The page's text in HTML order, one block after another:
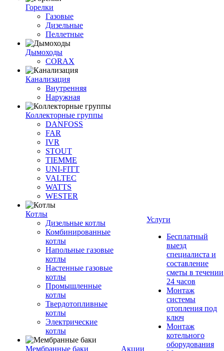
Горелки
Газовые
Дизельные
Пеллетные
Дымоходы
CORAX
Канализация
Внутренняя
Наружная
Коллекторные группы
DANFOSS
FAR
IVR
STOUT
TIEMME
UNI-FITT
VALTEC
WATTS
WESTER
Котлы
Дизельные котлы
Комбинированные
котлы
Напольные газовые
котлы
Настенные газовые
котлы
Промышленные
котлы
Твердотопливные
котлы
Электрические
котлы
Мембранные баки
Акции
Услуги
Бесплатный
выезд
специалиста и
составление
сметы в течении
24 часов
Монтаж
системы
отопления под
ключ
Монтаж
котельного
оборудования